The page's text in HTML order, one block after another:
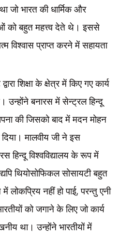
था जो भारत की धार्मिक और
को बहुत महत्त्व देते थे। इससे
विश्वास प्राप्त करने में सहायता
शिक्षा के क्षेत्र में किए गए कार्य
उन्होंने बनारस में सेन्ट्रल हिन्दू
की जिसको बाद में मदन मोहन
मालवीय जी ने इस
हिन्दू विश्वविद्यालय के रूप में
थियोसोफिकल सोसायटी बहुत
लोकप्रिय नहीं हो पाई,परन्तु एनी
को जगाने के लिए जो कार्य
था। उन्होंने भारतीयों में